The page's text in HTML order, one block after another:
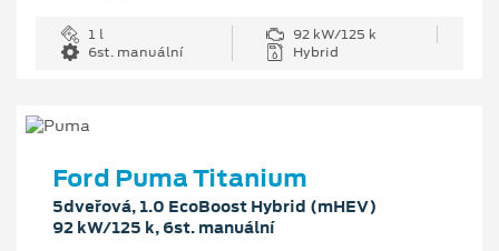
1 l
92 kW/125 k
6st. manuální
Hybrid
Ford Puma Titanium
5dveřová, 1.0 EcoBoost Hybrid (mHEV)
92 kW/125 k, 6st. manuální